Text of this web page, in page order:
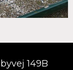
149B